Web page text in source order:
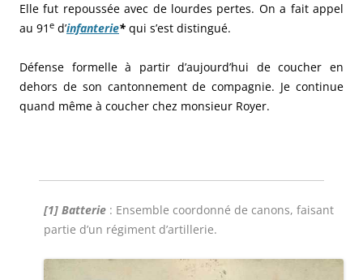
Elle fut repoussée avec de lourdes pertes. On a fait appel
au 91 e d’infanterie* qui s’est distingué.
Défense formelle à partir d’aujourd’hui de coucher en
dehors de son cantonnement de compagnie. Je continue
quand même à coucher chez monsieur Royer.
[1] Batterie : Ensemble coordonné de canons, faisant
partie d’un régiment d’artillerie.